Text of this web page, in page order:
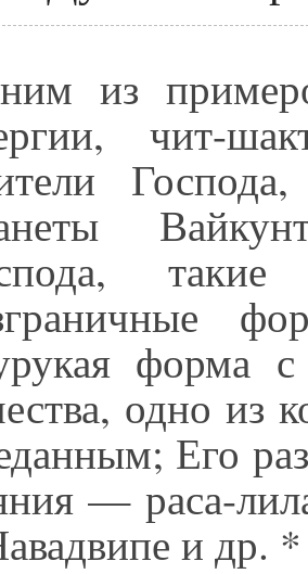
из
чит-
форма
одно из
Его
— раса-
и др. *